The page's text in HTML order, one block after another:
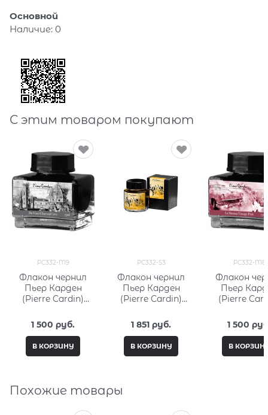
Основной
Наличие: 0
С этим товаром покупают
PC332-M9
Флакон чернил
Пьер Карден
(Pierre Cardin)
Fantasy PC332-M9
1 500 руб.
В КОРЗИНУ
PC332-S3
Флакон чернил
Пьер Карден
(Pierre Cardin)
Fantasy PC332-S3
1 851 руб.
В КОРЗИНУ
PC332-M8
Флакон
Пьер
(Pierre
Fantasy
1 500
В
Похожие товары